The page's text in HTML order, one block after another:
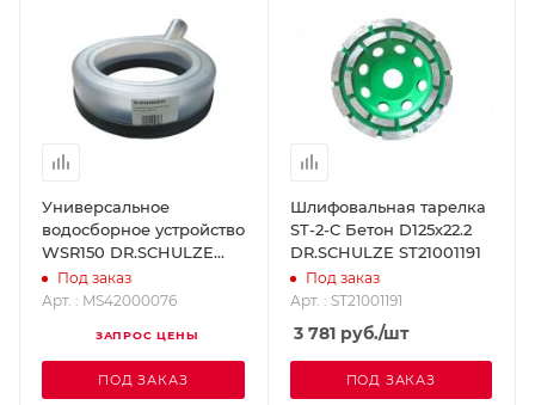
Универсальное
водосборное устройство
WSR150 DR.SCHULZE
MS42000076
Под заказ
Арт. : MS42000076
ЗАПРОС ЦЕНЫ
ПОД ЗАКАЗ
Шлифовальная тарелка
ST-2-C Бетон D125х22.2
DR.SCHULZE ST21001191
Под заказ
Арт. : ST21001191
3 781руб./шт
ПОД ЗАКАЗ